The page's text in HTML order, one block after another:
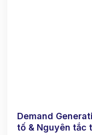
Demand
tố & Nguyên tắc